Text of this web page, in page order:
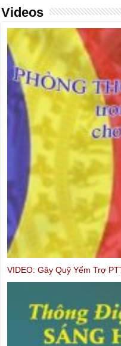
Videos
Ông Võ Văn Ái tố cáo Hà